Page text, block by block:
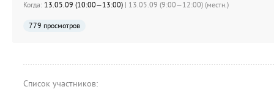
Когда: 13.05.09 (10:00—13:00) | 13.05.09 (9:00—12:00) (местн.)
779 просмотров
Список участников: